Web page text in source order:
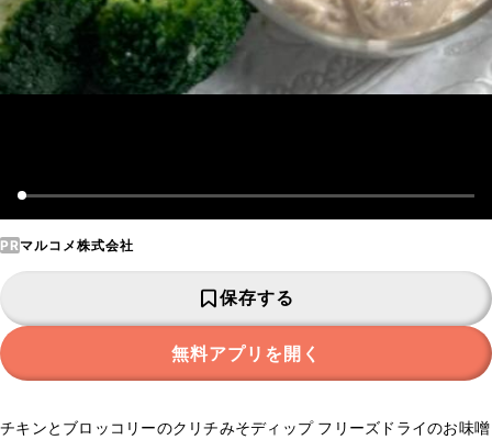
PRマルコメ株式会社
保存する
無料アプリを開く
チキンとブロッコリーのクリチみそディップ フリーズドライのお味噌